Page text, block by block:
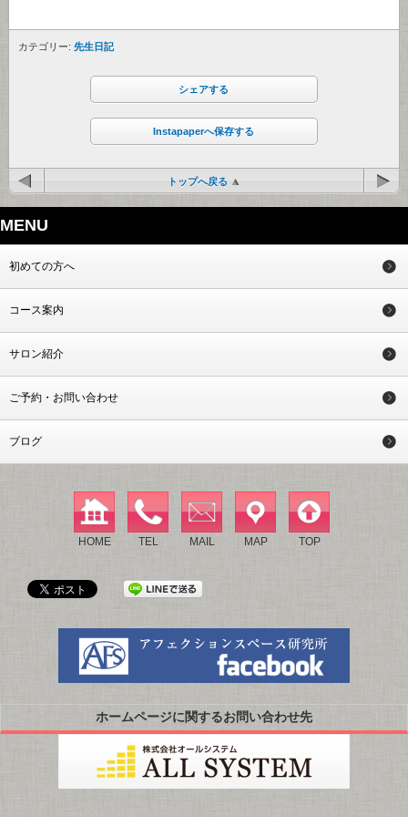
カテゴリー: 先生日記
シェアする
Instapaperへ保存する
トップへ戻る
MENU
初めての方へ
コース案内
サロン紹介
ご予約・お問い合わせ
ブログ
HOME TEL MAIL MAP TOP
ホームページに関するお問い合わせ先